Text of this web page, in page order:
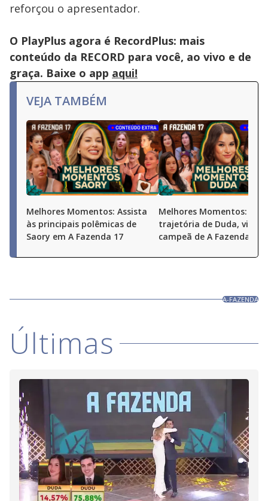
reforçou o apresentador.
O PlayPlus agora é RecordPlus: mais
conteúdo da RECORD para você, ao vivo e de
graça. Baixe o app aqui!
VEJA TAMBÉM
Melhores Momentos: Assista
às principais polêmicas de
Saory em A Fazenda 17
Melhores Momentos:
trajetória de Duda, vice-
campeã de A Fazenda 17
A-FAZENDA
Últimas